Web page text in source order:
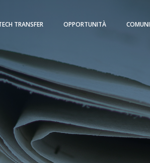
TRANSFER OPPORTUNITÀ